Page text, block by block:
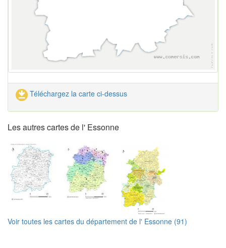
Téléchargez la carte ci-dessus
Les autres cartes de l' Essonne
Voir toutes les cartes du département de l' Essonne (91)